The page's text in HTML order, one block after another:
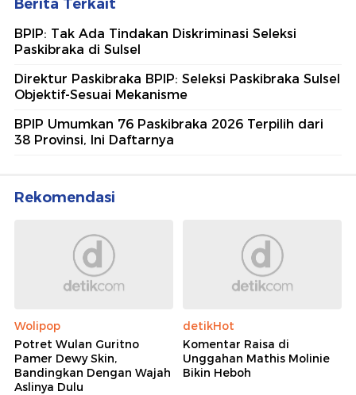
Berita Terkait
BPIP: Tak Ada Tindakan Diskriminasi Seleksi
Paskibraka di Sulsel
Direktur Paskibraka BPIP: Seleksi Paskibraka Sulsel
Objektif-Sesuai Mekanisme
BPIP Umumkan 76 Paskibraka 2026 Terpilih dari
38 Provinsi, Ini Daftarnya
Rekomendasi
Wolipop
Potret Wulan Guritno
Pamer Dewy Skin,
Bandingkan Dengan Wajah
Aslinya Dulu
detikHot
Komentar Raisa di
Unggahan Mathis Molinie
Bikin Heboh